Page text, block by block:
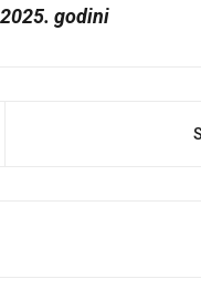
godini
VRTIĆ PAOLE